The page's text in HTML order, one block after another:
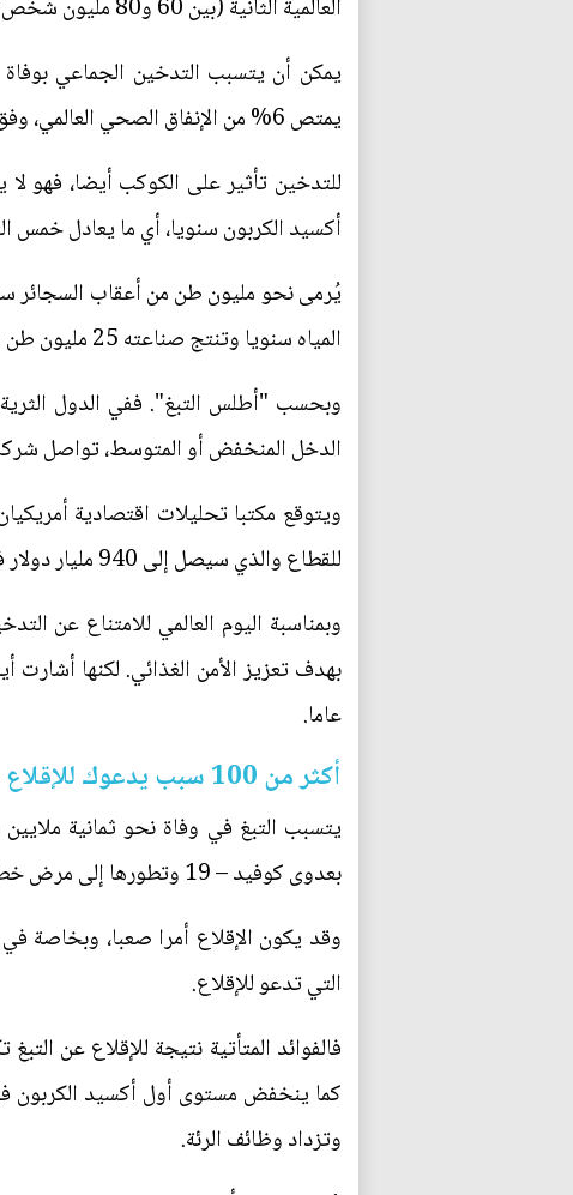
العالمية الثانية (بين 60 و80 مليون شخص) بالإضافة إلى 18 مليون حالة وفاة في الحرب العالمية الأولى.
يمتص 6% من الإنفاق الصحي العالمي، وفق دراسة نسّقتها منظمة الصحة العالمية ونشرتها مجلة "توباكو كونترول" في العام 2018.
أكسيد الكربون سنويا، أي ما يعادل خمس
المياه سنويا وتنتج صناعته 25 مليون طن من النفايات الصلبة.
وبحسب "أطلس التبغ". ففي الدول
الدخل المنخفض أو المتوسط، تواصل شركات
للقطاع والذي سيصل إلى 940 مليار دولار في العام 2023.
وبمناسبة اليوم العالمي للامتناع عن
عاما.
أكثر من 100 سبب يدعوك للإقلاع عن التبغ
يتسبب التبغ في وفاة نحو ثمانية
بعدوى كوفيد – 19 وتطورها إلى مرض خطير، مقارنة بغير المدخنين، دفع ذلك ملايين المدخنين إلى الرغبة في الإقلاع عن التبغ.
وقد يكون الإقلاع أمرا صعبا، وبخاصة في
التي تدعو للإقلاع.
فالفوائد المتأتية نتيجة للإقلاع عن
وتزداد وظائف الرئة.